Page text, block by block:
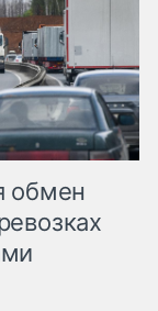
обмен